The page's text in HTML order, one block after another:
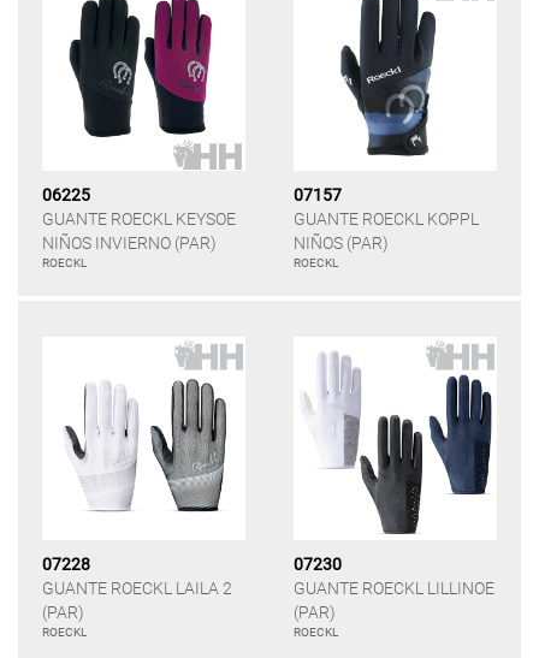
06225
GUANTE ROECKL KEYSOE
NIÑOS INVIERNO (PAR)
ROECKL
07157
GUANTE ROECKL KOPPL
NIÑOS (PAR)
ROECKL
07228
GUANTE ROECKL LAILA 2
(PAR)
ROECKL
07230
GUANTE ROECKL LILLINOE
(PAR)
ROECKL